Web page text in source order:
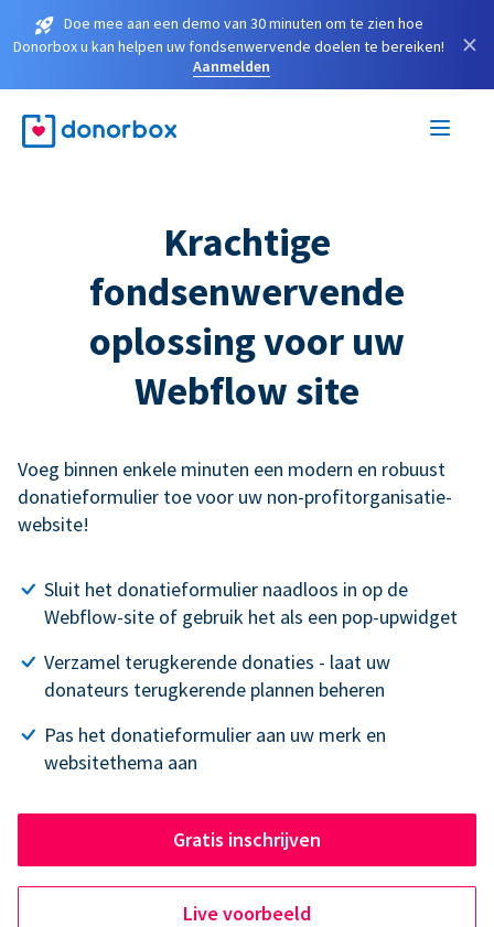
Doe mee aan een demo van 30 minuten om te zien hoe
Donorbox u kan helpen uw fondsenwervende doelen te bereiken!
Aanmelden
×
Krachtige
fondsenwervende
oplossing voor uw
Webflow site
Voeg binnen enkele minuten een modern en robuust
donatieformulier toe voor uw non-profitorganisatie-
website!
Sluit het donatieformulier naadloos in op de
Webflow-site of gebruik het als een pop-upwidget
Verzamel terugkerende donaties - laat uw
donateurs terugkerende plannen beheren
Pas het donatieformulier aan uw merk en
websitethema aan
Gratis inschrijven
Live voorbeeld